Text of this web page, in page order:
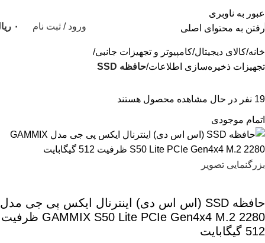
عبور به ناوبری
رفتن به محتوای اصلی
ورود / ثبت نام ۰
خانه کالای دیجیتال کامپیوتر و تجهیزات جانبی
تجهیزات ذخیره‌سازی اطلاعات حافظه SSD
19 نفر در حال مشاهده محصول هستند
اتمام موجودی
بزرگنمایی تصویر
حافظه SSD (اس اس دی) اینترنال ایکس پی جی مدل
GAMMIX S50 Lite PCIe Gen4x4 M.2 2280 ظرفیت
512 گیگابایت